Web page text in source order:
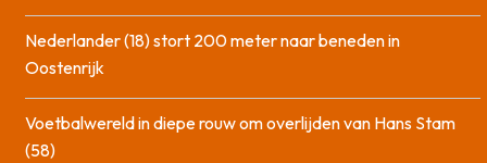
Nederlander (18) stort 200 meter naar beneden in
Oostenrijk
Voetbalwereld in diepe rouw om overlijden van Hans Stam
(58)